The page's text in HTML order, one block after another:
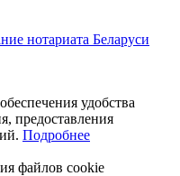
нотариата Беларуси
удобства
предоставления
Подробнее
файлов cookie